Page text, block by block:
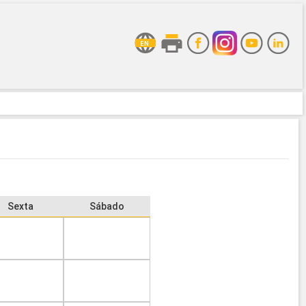
Sexta
Sábado